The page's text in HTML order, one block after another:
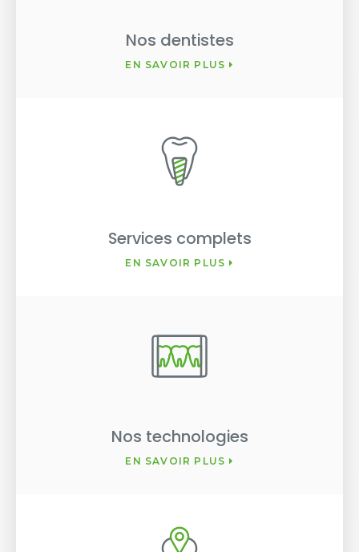
Nos dentistes
EN SAVOIR PLUS
Services complets
EN SAVOIR PLUS
Nos technologies
EN SAVOIR PLUS